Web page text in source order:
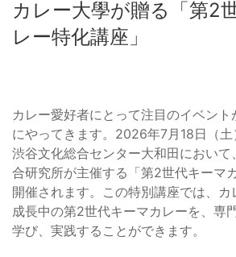
カレー大學が贈る「第2
レー特化講座」
カレー愛好者にとって注目のイベン
にやってきます。2026年7月18日（
渋谷文化総合センター大和田において
合研究所が主催する「第2世代キーマ
開催されます。この特別講座では、カ
成長中の第2世代キーマカレーを、専
学び、実践することができます。